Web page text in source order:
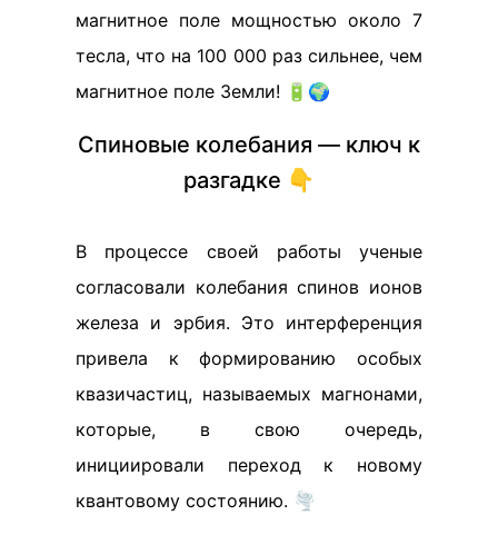
магнитное поле мощностью около 7
тесла, что на 100 000 раз сильнее, чем
магнитное поле Земли! 🔋🌍
Спиновые колебания — ключ к
разгадке 👇
В процессе своей работы ученые
согласовали колебания спинов ионов
железа и эрбия. Это интерференция
привела к формированию особых
квазичастиц, называемых магнонами,
которые, в свою очередь,
инициировали переход к новому
квантовому состоянию. 🌪️